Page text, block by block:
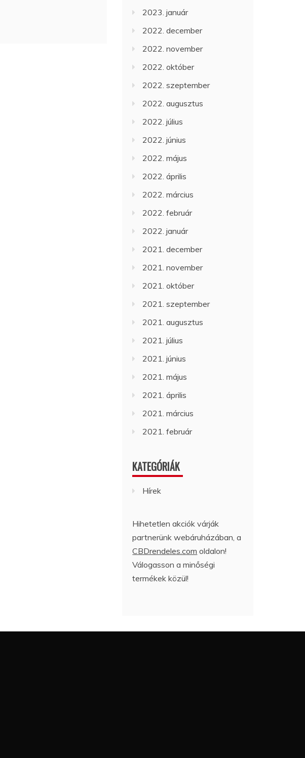
2023. január
2022. december
2022. november
2022. október
2022. szeptember
2022. augusztus
2022. július
2022. június
2022. május
2022. április
2022. március
2022. február
2022. január
2021. december
2021. november
2021. október
2021. szeptember
2021. augusztus
2021. július
2021. június
2021. május
2021. április
2021. március
2021. február
KATEGÓRIÁK
Hírek
Hihetetlen akciók várják
partnerünk webáruházában, a
CBDrendeles.com oldalon!
Válogasson a minőségi
termékek közül!